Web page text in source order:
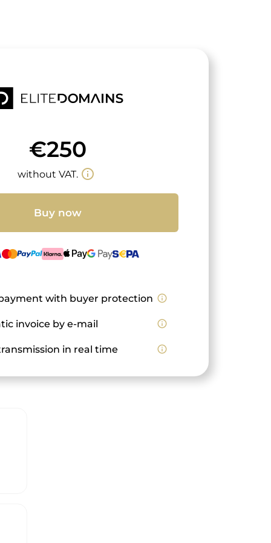
€250
without VAT. info_outline
Buy now
with buyer protection info_outline
invoice by e-mail info_outline
in real time info_outline